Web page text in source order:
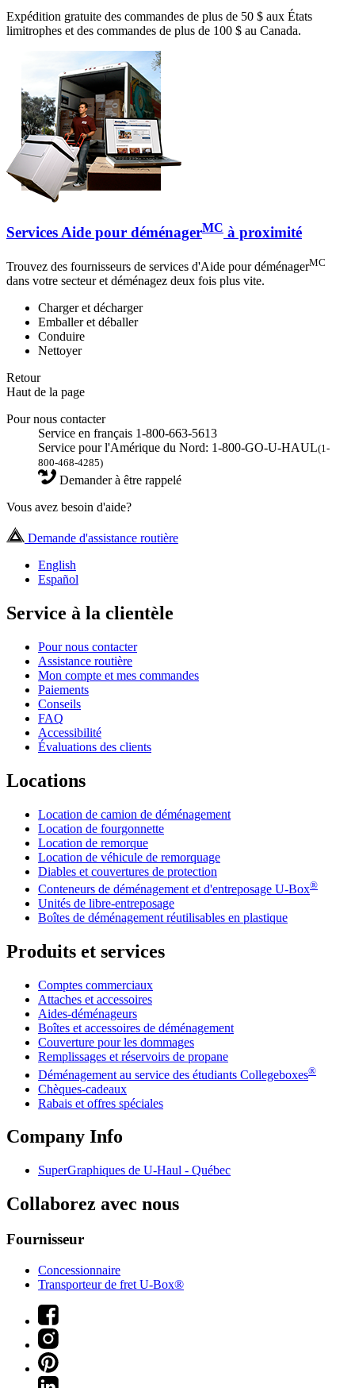
Expédition gratuite des commandes de plus de 50 $ aux États
limitrophes et des commandes de plus de 100 $ au Canada.
Services Aide pour déménagerMC à proximité
Trouvez des fournisseurs de services d'Aide pour déménagerMC
dans votre secteur et déménagez deux fois plus vite.
Charger et décharger
Emballer et déballer
Conduire
Nettoyer
Retour
Haut de la page
Pour nous contacter
Service en français 1-800-663-5613
Service pour l'Amérique du Nord: 1-800-GO-U-HAUL(1-
800-468-4285)
Demander à être rappelé
Vous avez besoin d'aide?
Demande d'assistance routière
English
Español
Service à la clientèle
Pour nous contacter
Assistance routière
Mon compte et mes commandes
Paiements
Conseils
FAQ
Accessibilité
Évaluations des clients
Locations
Location de camion de déménagement
Location de fourgonnette
Location de remorque
Location de véhicule de remorquage
Diables et couvertures de protection
Conteneurs de déménagement et d'entreposage U-Box®
Unités de libre-entreposage
Boîtes de déménagement réutilisables en plastique
Produits et services
Comptes commerciaux
Attaches et accessoires
Aides-déménageurs
Boîtes et accessoires de déménagement
Couverture pour les dommages
Remplissages et réservoirs de propane
Déménagement au service des étudiants Collegeboxes®
Chèques-cadeaux
Rabais et offres spéciales
Company Info
SuperGraphiques de U-Haul - Québec
Collaborez avec nous
Fournisseur
Concessionnaire
Transporteur de fret U-Box®